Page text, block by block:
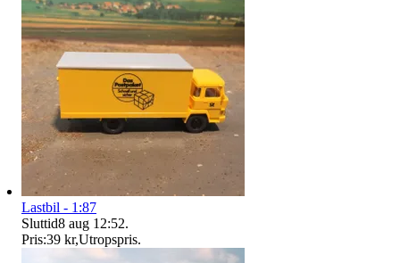
Lastbil - 1:87
Sluttid8 aug 12:52.
Pris:39 kr,Utropspris.